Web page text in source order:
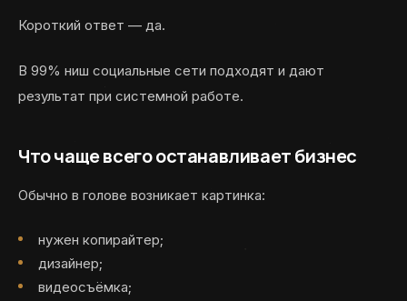
Короткий ответ — да.
В 99% ниш социальные сети подходят и дают
результат при системной работе.
Что чаще всего останавливает бизнес
Обычно в голове возникает картинка:
нужен копирайтер;
дизайнер;
видеосъёмка;